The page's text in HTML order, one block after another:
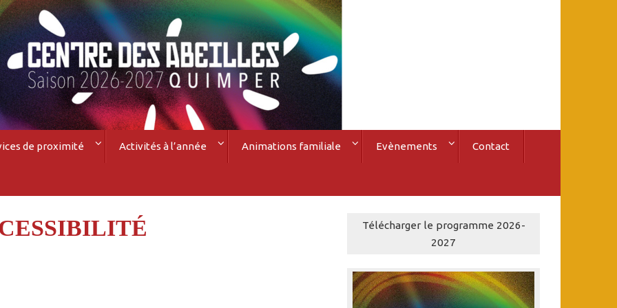
de proximité Activités à l’année Animations familiale Evènements Contact
Télécharger le programme 2026-
2027